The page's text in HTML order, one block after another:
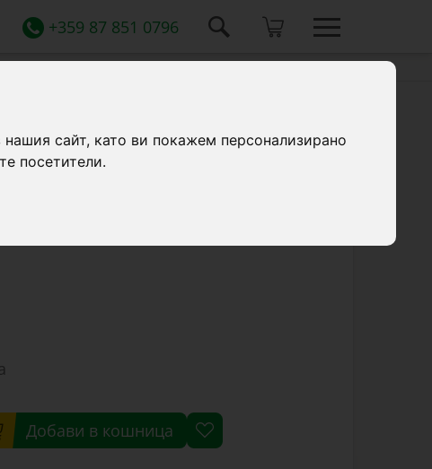
сайт, като ви покажем персонализирано
посетители.
+359 87 851 0796
Добави в кошница